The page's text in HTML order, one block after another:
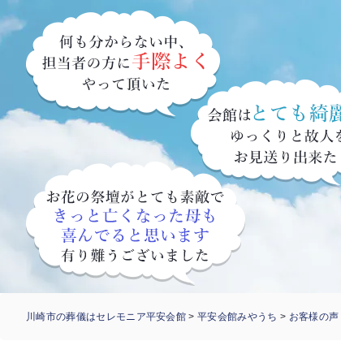
川崎市の葬儀はセレモニア平安会館 >平安会館みやうち > お客様の声